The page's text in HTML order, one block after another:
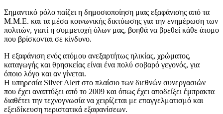
Σημαντικό ρόλο παίζει η δημοσιοποίηση μιας εξαφάνισης από τα
Μ.Μ.Ε. και τα μέσα κοινωνικής δικτύωσης για την ενημέρωση των
πολιτών, γιατί η συμμετοχή όλων μας, βοηθά να βρεθεί κάθε άτομο
που βρίσκονται σε κίνδυνο.
Η εξαφάνιση ενός ατόμου ανεξαρτήτως ηλικίας, χρώματος,
καταγωγής και θρησκείας είναι ένα πολύ σοβαρό γεγονός, για
όποιο λόγο και αν γίνεται.
Η υπηρεσία Silver Alert στο πλαίσιο των διεθνών συνεργασιών
που έχει αναπτύξει από το 2009 και όπως έχει αποδείξει έμπρακτα
διαθέτει την τεχνογνωσία να χειρίζεται με επαγγελματισμό και
εξειδίκευση περιστατικά εξαφανίσεων.